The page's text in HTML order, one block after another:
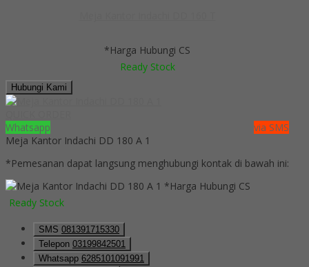
*Harga Hubungi CS
Ready Stock
Hubungi Kami
Whatsapp
via SMS
Meja Kantor Indachi DD 180 A 1
*Pemesanan dapat langsung menghubungi kontak di bawah ini:
*Harga Hubungi CS
Ready Stock
SMS 081391715330
Telepon 03199842501
Whatsapp 6285101091991